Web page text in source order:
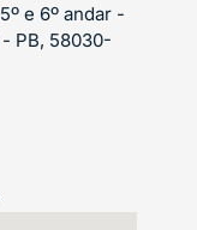
e 6º andar -
PB, 58030-